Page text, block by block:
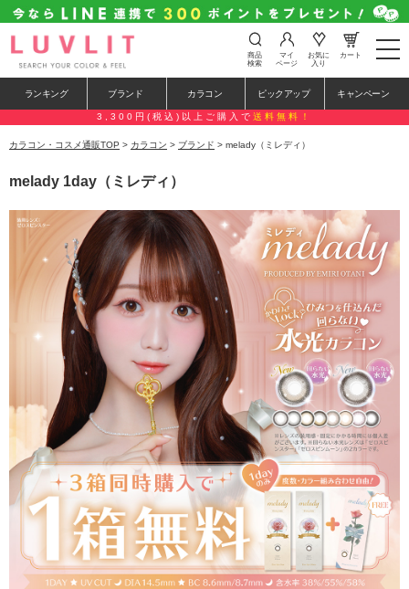
t
o
e
n
t
n
商品
検索
マイ
ページ
お気に
入り
カート
ランキング ブランド カラコン ピックアップ キャンペーン
3,300円(税込)以上ご購入で 送料無料！
カラコン・コスメ通販TOP > カラコン > ブランド > melady（ミレディ）
melady 1day（ミレディ）